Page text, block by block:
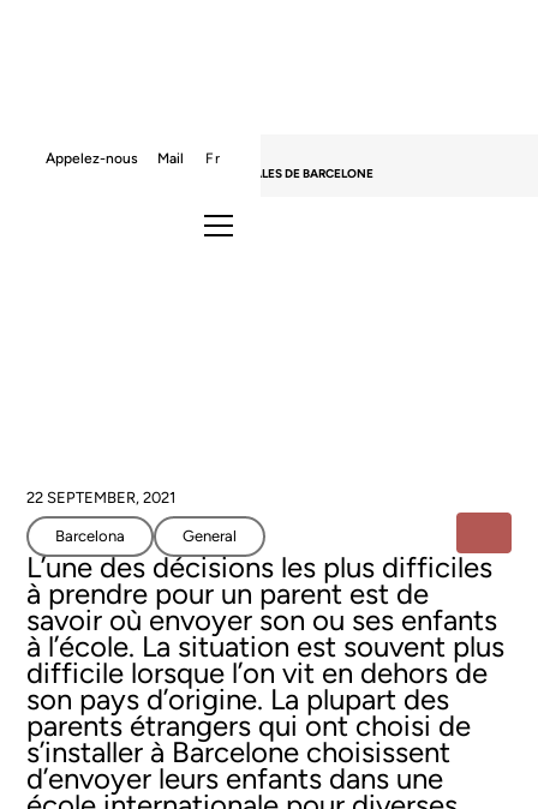
Mail
Appelez-nous Fr
HOME BLOG
BARCELONA
LES MEILLEURES ÉCOLES INTERNATIONALES DE BARCELONE
22 SEPTEMBER, 2021
Barcelona General
L’une des décisions les plus difficiles
à prendre pour un parent est de
savoir où envoyer son ou ses enfants
à l’école. La situation est souvent plus
difficile lorsque l’on vit en dehors de
son pays d’origine. La plupart des
parents étrangers qui ont choisi de
s’installer à Barcelone choisissent
d’envoyer leurs enfants dans une